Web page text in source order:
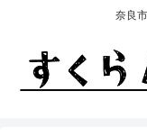
奈良